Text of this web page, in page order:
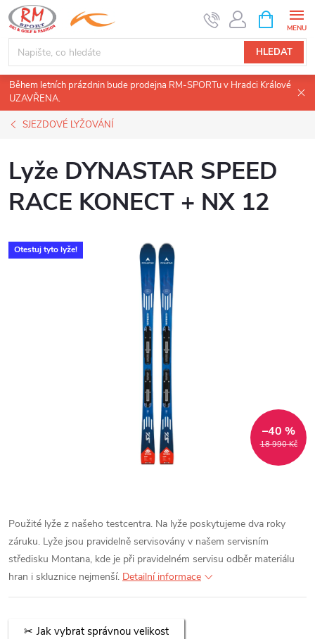
Přejít
na
obsah
HLEDAT
NÁKUPNÍ
KOŠÍK
Během letních prázdnin bude prodejna RM-SPORTu v Hradci Králové
UZAVŘENA.
SJEZDOVÉ LYŽOVÁNÍ
Lyže DYNASTAR SPEED
RACE KONECT + NX 12
Otestuj tyto lyže!
18 990 Kč
–40 %
Použité lyže z našeho testcentra. Na lyže poskytujeme dva roky
záruku. Lyže jsou pravidelně servisovány v našem servisním
středisku Montana, kde je při pravidelném servisu odběr materiálu
hran i skluznice nejmenší. Detailní informace
Jak vybrat správnou velikost